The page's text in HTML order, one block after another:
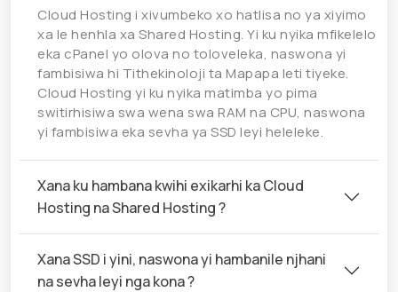
Cloud Hosting i xivumbeko xo hatlisa no ya xiyimo
xa le henhla xa Shared Hosting. Yi ku nyika mfikelelo
eka cPanel yo olova no toloveleka, naswona yi
fambisiwa hi Tithekinoloji ta Mapapa leti tiyeke.
Cloud Hosting yi ku nyika matimba yo pima
switirhisiwa swa wena swa RAM na CPU, naswona
yi fambisiwa eka sevha ya SSD leyi heleleke.
Xana ku hambana kwihi exikarhi ka Cloud
Hosting na Shared Hosting ?
Xana SSD i yini, naswona yi hambanile njhani
na sevha leyi nga kona ?